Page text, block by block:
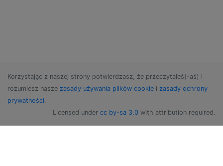
Korzystając z naszej strony potwierdzasz, że przeczytałeś(-aś) i
rozumiesz nasze zasady używania plików cookie i zasady ochrony
prywatności.
Licensed under cc by-sa 3.0 with attribution required.